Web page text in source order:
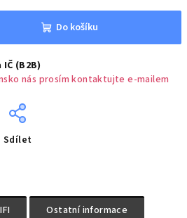
Do košíku
(B2B)
nás prosím kontaktujte e-mailem
Sdílet
Ostatní informace